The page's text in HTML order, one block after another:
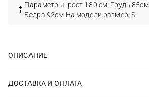
Параметры: рост 180 см. Грудь
Бедра 92см На модели размер: S
ОПИСАНИЕ
ДОСТАВКА И ОПЛАТА